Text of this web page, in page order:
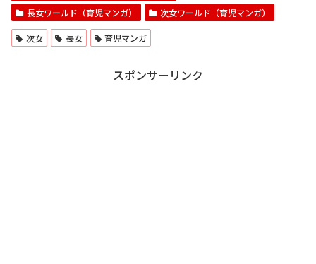
長女ワールド（育児マンガ）
次女ワールド（育児マンガ）
次女 長女 育児マンガ
スポンサーリンク